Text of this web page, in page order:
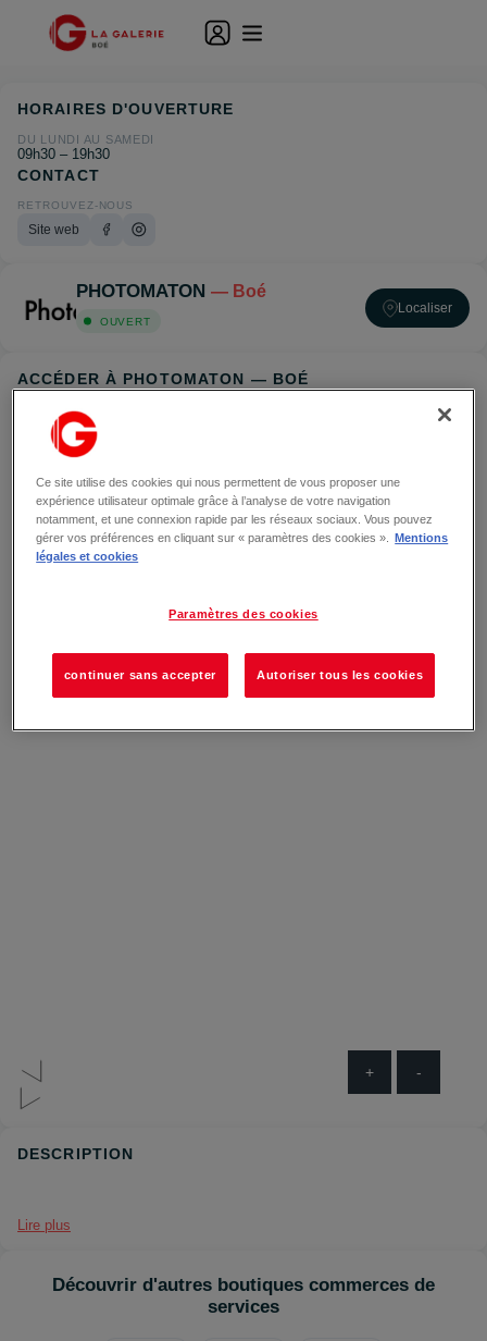
PHOTOMATON — Boé
OUVERT
Localiser
ACCÉDER À PHOTOMATON — BOÉ
+ -
HORAIRES D'OUVERTURE
DU LUNDI AU SAMEDI
09h30 – 19h30
CONTACT
RETROUVEZ-NOUS
Site web
DESCRIPTION
Lire plus
Découvrir d'autres boutiques commerces de
services
Ce site utilise des cookies qui nous permettent de vous proposer une
expérience utilisateur optimale grâce à l’analyse de votre navigation
notamment, et une connexion rapide par les réseaux sociaux. Vous pouvez
gérer vos préférences en cliquant sur « paramètres des cookies ».
Mentions
légales et cookies
Paramètres des cookies
continuer sans accepter Autoriser tous les cookies